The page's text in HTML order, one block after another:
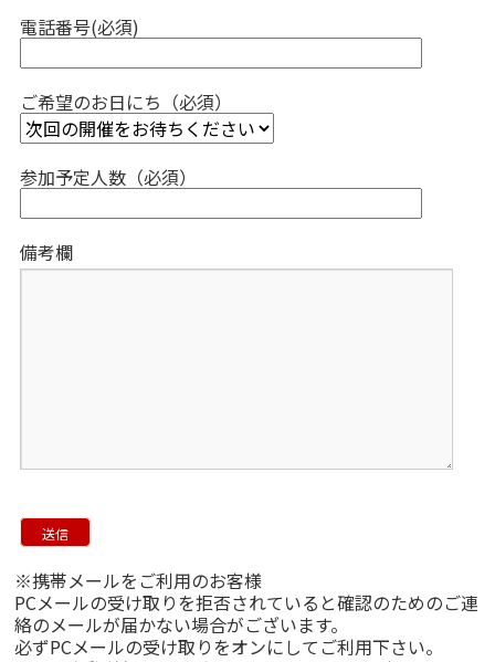
電話番号(必須)
ご希望のお日にち（必須）
参加予定人数（必須）
備考欄
※携帯メールをご利用のお客様
PCメールの受け取りを拒否されていると確認のためのご連
絡のメールが届かない場合がございます。
必ずPCメールの受け取りをオンにしてご利用下さい。